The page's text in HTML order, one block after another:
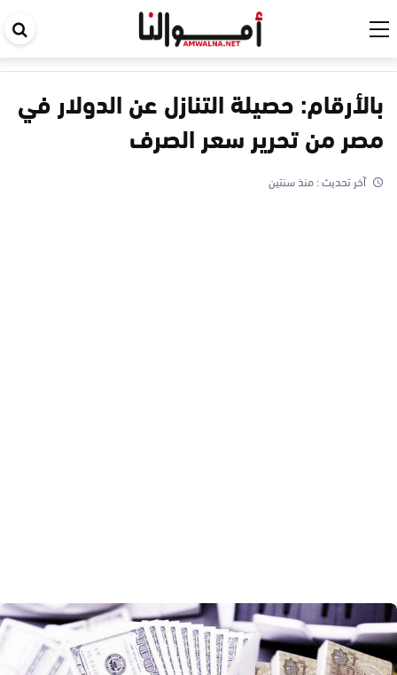
بالأرقام: حصيلة التنازل عن الدولار في
مصر من تحرير سعر الصرف
آخر تحديث :منذ سنتين